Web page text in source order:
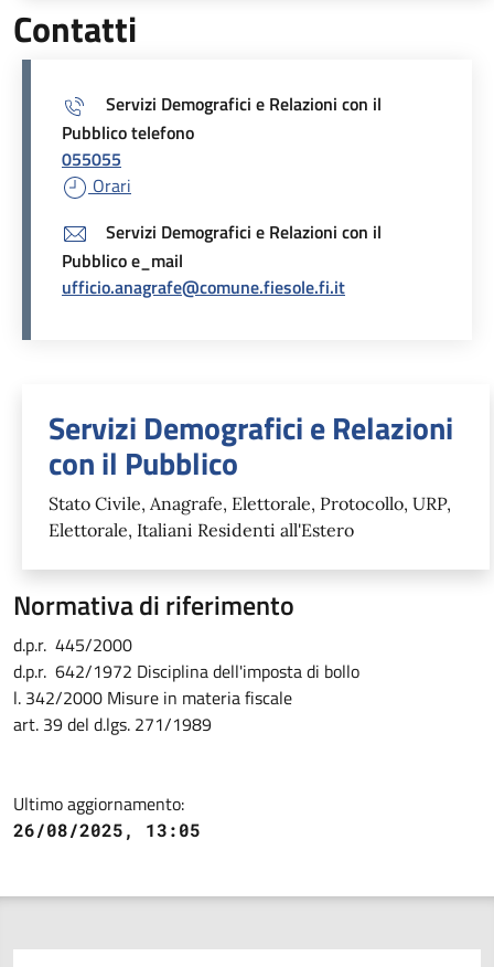
Contatti
Servizi Demografici e Relazioni con il
Pubblico telefono
055055
Orari
Servizi Demografici e Relazioni con il
Pubblico e_mail
ufficio.anagrafe@comune.fiesole.fi.it
Unità organizzativa
Servizi Demografici e Relazioni
con il Pubblico
Stato Civile, Anagrafe, Elettorale, Protocollo, URP,
Elettorale, Italiani Residenti all'Estero
Normativa di riferimento
d.p.r. 445/2000
d.p.r. 642/1972 Disciplina dell'imposta di bollo
l. 342/2000 Misure in materia fiscale
art. 39 del d.lgs. 271/1989
Ultimo aggiornamento:
26/08/2025, 13:05